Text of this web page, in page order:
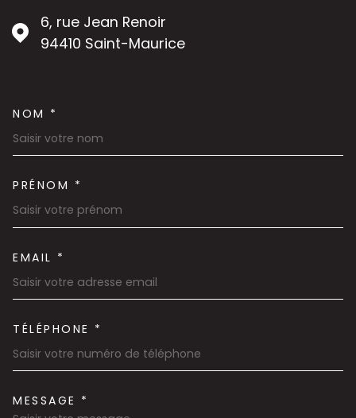
6, rue Jean Renoir
94410
Saint-Maurice
NOM *
PRÉNOM *
EMAIL *
TÉLÉPHONE *
MESSAGE *